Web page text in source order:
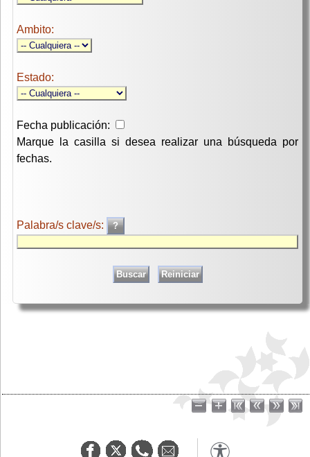
Ambito:
Estado:
Fecha publicación:
Marque la casilla si desea realizar una búsqueda por
fechas.
Palabra/s clave/s: